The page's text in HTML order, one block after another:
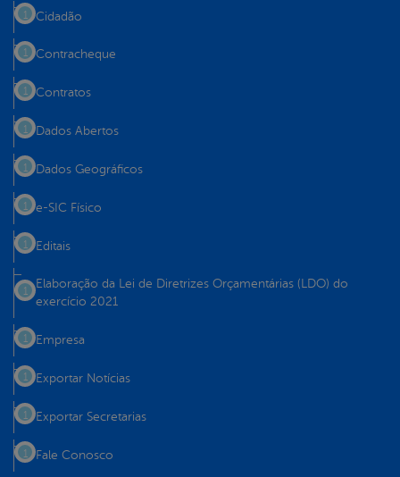
Cidadão
Contracheque
Contratos
Dados Abertos
Dados Geográficos
e-SIC Físico
Editais
Elaboração da Lei de Diretrizes Orçamentárias (LDO) do
exercício 2021
Empresa
Exportar Notícias
Exportar Secretarias
Fale Conosco